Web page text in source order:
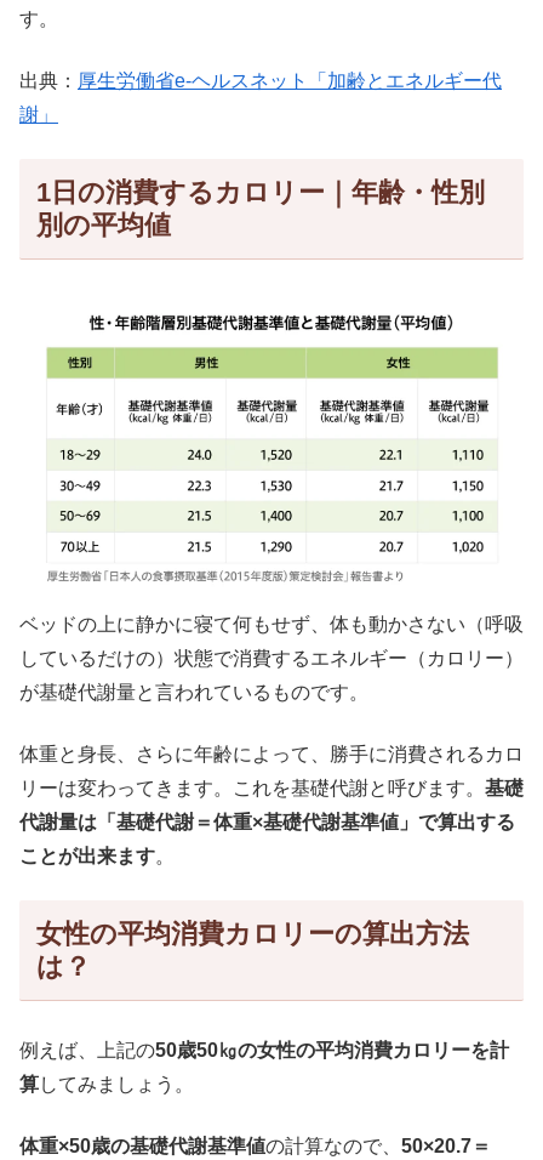
す。
出典： 厚生労働省e-ヘルスネット「加齢とエネルギー代
謝」
1日の消費するカロリー｜年齢・性別
別の平均値
ベッドの上に静かに寝て何もせず、体も動かさない（呼吸
しているだけの）状態で消費するエネルギー（カロリー）
が基礎代謝量と言われているものです。
体重と身長、さらに年齢によって、勝手に消費されるカロ
リーは変わってきます。これを基礎代謝と呼びます。 基礎
代謝量は「基礎代謝＝体重×基礎代謝基準値」で算出する
ことが出来ます。
女性の平均消費カロリーの算出方法
は？
例えば、上記の50歳50㎏の女性の平均消費カロリーを計
算してみましょう。
体重×50歳の基礎代謝基準値の計算なので、 50×20.7＝